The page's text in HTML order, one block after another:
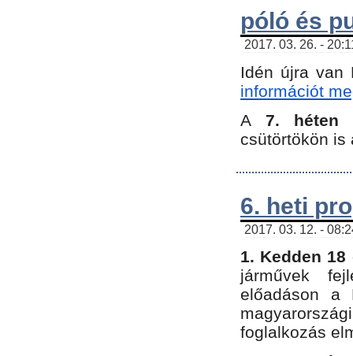
póló és
2017. 03. 26. -
Idén újra van
információt
A 7. héten
csütörtökön is
6. heti
2017. 03. 12. -
1. Kedden 18
járművek
előadáson a
foglalkozás